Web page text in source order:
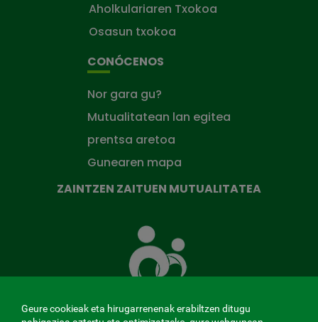
Aholkulariaren Txokoa
Osasun txokoa
CONÓCENOS
Nor gara gu?
Mutualitatean lan egitea
prentsa aretoa
Gunearen mapa
ZAINTZEN ZAITUEN MUTUALITATEA
zaituen
Mutua
Geure cookieak eta hirugarrenenak erabiltzen ditugu